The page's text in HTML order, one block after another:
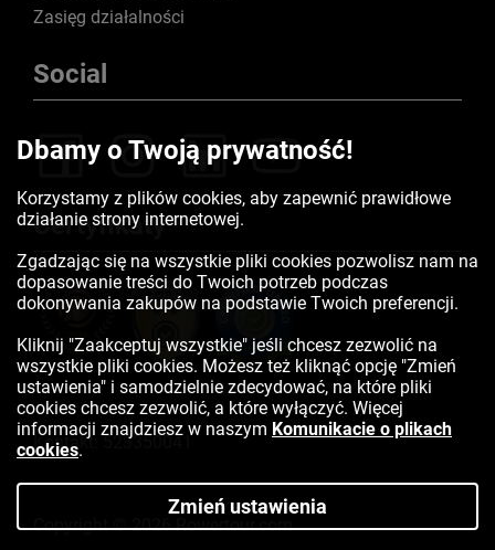
Zasięg działalności
Social
Certyfikaty
Kontakt:523350041
Copyright © 2026 Rowertour.com
Dbamy o Twoją prywatność!
Korzystamy z plików cookies, aby zapewnić prawidłowe
działanie strony internetowej.
Zgadzając się na wszystkie pliki cookies pozwolisz nam na
dopasowanie treści do Twoich potrzeb podczas
dokonywania zakupów na podstawie Twoich preferencji.
Kliknij "Zaakceptuj wszystkie" jeśli chcesz zezwolić na
wszystkie pliki cookies. Możesz też kliknąć opcję "Zmień
ustawienia" i samodzielnie zdecydować, na które pliki
cookies chcesz zezwolić, a które wyłączyć. Więcej
informacji znajdziesz w naszym Komunikacie o plikach
cookies.
Zmień ustawienia